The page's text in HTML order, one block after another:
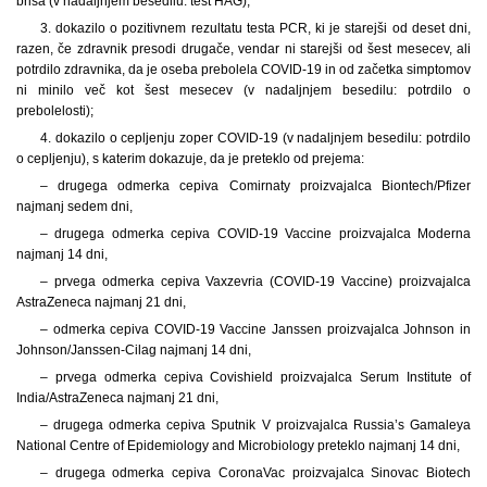
3. dokazilo o pozitivnem rezultatu testa PCR, ki je starejši od deset dni,
razen, če zdravnik presodi drugače, vendar ni starejši od šest mesecev, ali
potrdilo zdravnika, da je oseba prebolela COVID-19 in od začetka simptomov
ni minilo več kot šest mesecev (v nadaljnjem besedilu: potrdilo o
prebolelosti);
4. dokazilo o cepljenju zoper COVID-19 (v nadaljnjem besedilu: potrdilo
o cepljenju), s katerim dokazuje, da je preteklo od prejema:
– drugega odmerka cepiva Comirnaty proizvajalca Biontech/Pfizer
najmanj sedem dni,
– drugega odmerka cepiva COVID-19 Vaccine proizvajalca Moderna
najmanj 14 dni,
– prvega odmerka cepiva Vaxzevria (COVID-19 Vaccine) proizvajalca
AstraZeneca najmanj 21 dni,
– odmerka cepiva COVID-19 Vaccine Janssen proizvajalca Johnson in
Johnson/Janssen-Cilag najmanj 14 dni,
– prvega odmerka cepiva Covishield proizvajalca Serum Institute of
India/AstraZeneca najmanj 21 dni,
– drugega odmerka cepiva Sputnik V proizvajalca Russia’s Gamaleya
National Centre of Epidemiology and Microbiology preteklo najmanj 14 dni,
– drugega odmerka cepiva CoronaVac proizvajalca Sinovac Biotech